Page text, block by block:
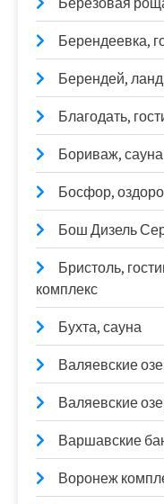
Берендеевка,
Берендей,
Благодать,
Бориваж, сауна
Босфор,
Бош Дизель
Бристоль,
комплекс
Бухта, сауна
Валяевские
Валяевские
Варшавские
Воронеж